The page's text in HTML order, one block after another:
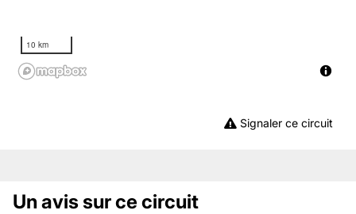
10 km
Signaler ce circuit
Un avis sur ce circuit